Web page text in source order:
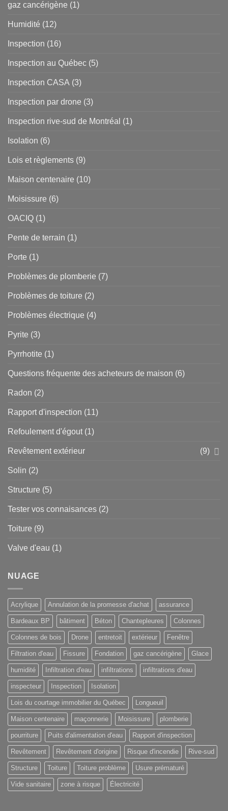
gaz cancérigène (1)
Humidité (12)
Inspection (16)
Inspection au Québec (5)
Inspection CASA (3)
Inspection par drone (3)
Inspection rive-sud de Montréal (1)
Isolation (6)
Lois et règlements (9)
Maison centenaire (10)
Moisissure (6)
OACIQ (1)
Pente de terrain (1)
Porte (1)
Problèmes de plomberie (7)
Problèmes de toiture (2)
Problèmes électrique (4)
Pyrite (3)
Pyrrhotite (1)
Questions fréquente des acheteurs de maison (6)
Radon (2)
Rapport d'inspection (11)
Refoulement d'égout (1)
Revêtement extérieur (9)
Solin (2)
Structure (5)
Tester vos connaisances (2)
Toiture (9)
Valve d'eau (1)
NUAGE
Acrylique Annulation de la promesse d'achat assurance
Bardeaux BP bâtiment Béton Chantepleures Colonnes
Colonnes de bois Drone entretoit extérieur Fenêtre
Filtration d'eau Fissure Fondation gaz cancérigène Glace
humidité Infiltration d'eau infiltrations infiltrations d'eau
inspecteur Inspection Isolation
Lois du courtage immobilier du Québec Longueuil
Maison centenaire maçonnerie Moisissure plomberie
pourriture Puits d'alimentation d'eau Rapport d'inspection
Revêtement Revêtement d'origine Risque d'incendie Rive-sud
Structure Toiture Toiture problème Usure prématuré
Vide sanitaire zone à risque Électricité